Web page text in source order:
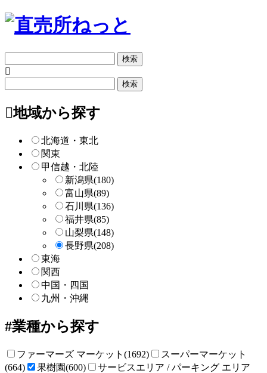
リ
索
ー
検地域から探す
北海道・東北
関東
甲信越・北陸
新潟県(180)
富山県(89)
石川県(136)
福井県(85)
山梨県(148)
長野県(208)
東海
関西
中国・四国
九州・沖縄
業種から探す
ファーマーズ マーケット(1692)
スーパーマーケット
(664)
果樹園(600)
サービスエリア / パーキング エリア